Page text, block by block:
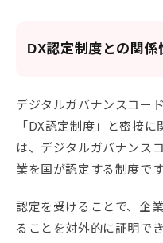
DX認定制度との関係
デジタルガバナンスコー
「DX認定制度」と密接
は、デジタルガバナンス
業を国が認定する制度です
認定を受けることで、企
ることを対外的に証明でき